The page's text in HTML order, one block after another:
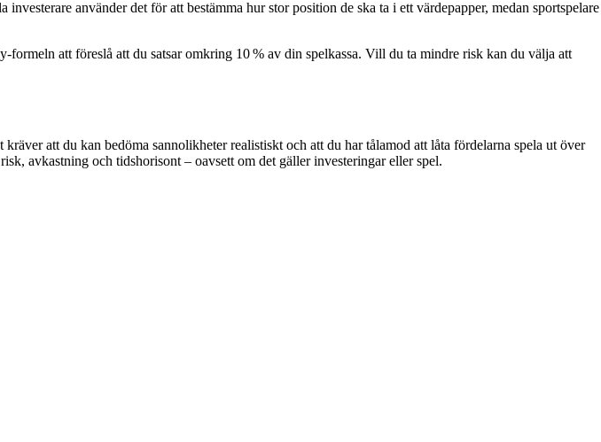
använder det för att bestämma hur stor position de ska ta i ett värdepapper, medan sportspelare
att föreslå att du satsar omkring 10 % av din spelkassa. Vill du ta mindre risk kan du välja att
att du kan bedöma sannolikheter realistiskt och att du har tålamod att låta fördelarna spela ut över
avkastning och tidshorisont – oavsett om det gäller investeringar eller spel.